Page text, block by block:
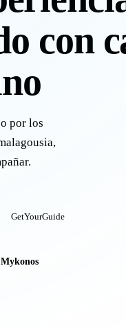
con
por los
GetYourGuide